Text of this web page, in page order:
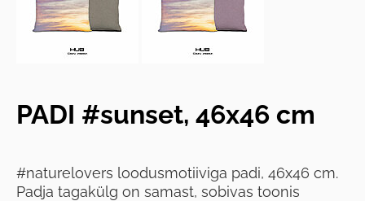
PADI #sunset, 46x46 cm
#naturelovers loodusmotiiviga padi, 46x46 cm.
Padja tagakülg on samast, sobivas toonis